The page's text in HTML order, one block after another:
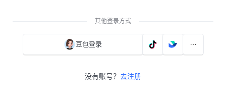
其他登录方式
豆包登录
没有账号？ 去注册